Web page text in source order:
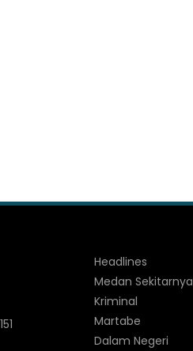
Headlines
Medan Sekitarnya
Kriminal
Martabe
Dalam Negeri